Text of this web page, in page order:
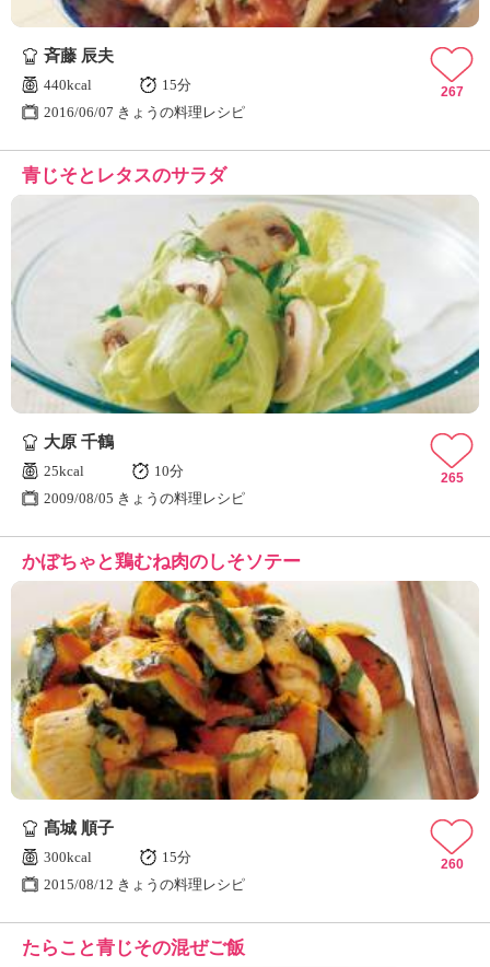
斉藤 辰夫
440kcal
15分
2016/06/07 きょうの料理レシピ
267
青じそとレタスのサラダ
大原 千鶴
25kcal
10分
2009/08/05 きょうの料理レシピ
265
かぼちゃと鶏むね肉のしそソテー
髙城 順子
300kcal
15分
2015/08/12 きょうの料理レシピ
260
たらこと青じその混ぜご飯